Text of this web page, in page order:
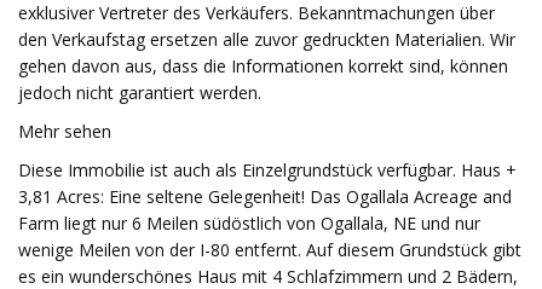
exklusiver Vertreter des Verkäufers. Bekanntmachungen über
den Verkaufstag ersetzen alle zuvor gedruckten Materialien. Wir
gehen davon aus, dass die Informationen korrekt sind, können
jedoch nicht garantiert werden.
Mehr sehen
Diese Immobilie ist auch als Einzelgrundstück verfügbar. Haus +
3,81 Acres: Eine seltene Gelegenheit! Das Ogallala Acreage and
Farm liegt nur 6 Meilen südöstlich von Ogallala, NE und nur
wenige Meilen von der I-80 entfernt. Auf diesem Grundstück gibt
es ein wunderschönes Haus mit 4 Schlafzimmern und 2 Bädern,